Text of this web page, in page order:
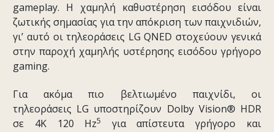
gameplay. Η χαμηλή καθυστέρηση εισόδου είναι
ζωτικής σημασίας για την απόκριση των παιχνιδιών,
γι’ αυτό οι τηλεοράσεις LG QNED στοχεύουν γενικά
στην παροχή χαμηλής υστέρησης εισόδου γρήγορο
gaming.
Για ακόμα πιο βελτιωμένο παιχνίδι, οι
τηλεοράσεις LG υποστηρίζουν Dolby Vision® HDR
σε 4K 120 Hz5
για απίστευτα γρήγορο και